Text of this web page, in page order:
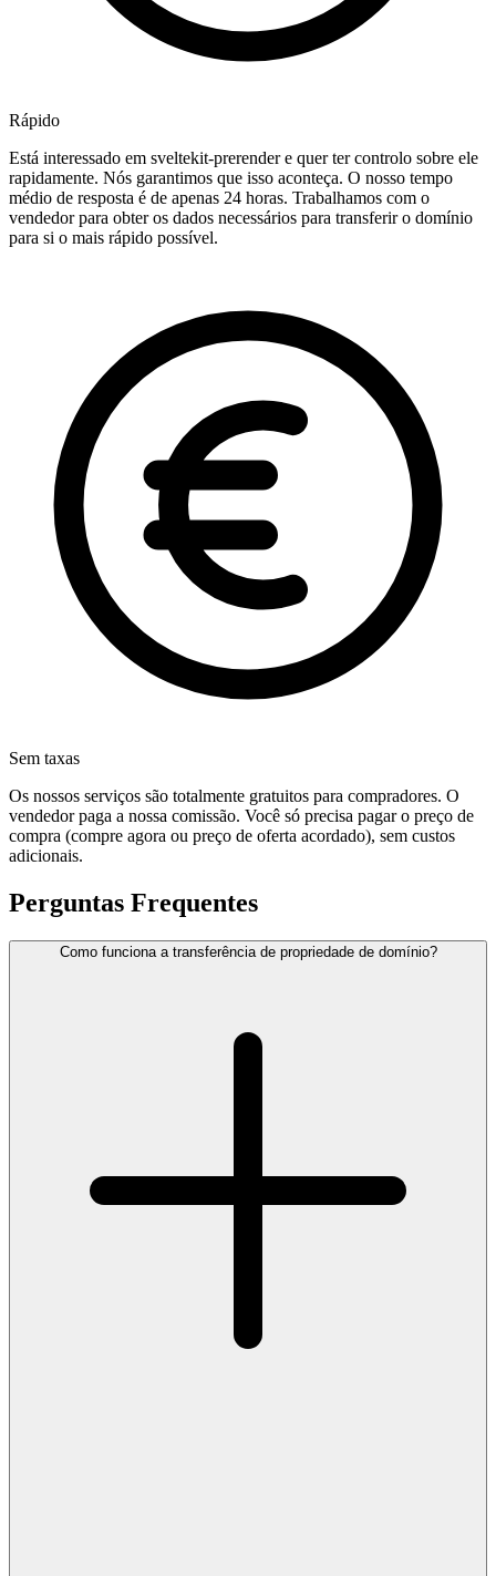
Rápido
Está interessado em sveltekit-prerender e quer ter controlo sobre ele
rapidamente. Nós garantimos que isso aconteça. O nosso tempo
médio de resposta é de apenas 24 horas. Trabalhamos com o
vendedor para obter os dados necessários para transferir o domínio
para si o mais rápido possível.
Sem taxas
Os nossos serviços são totalmente gratuitos para compradores. O
vendedor paga a nossa comissão. Você só precisa pagar o preço de
compra (compre agora ou preço de oferta acordado), sem custos
adicionais.
Perguntas Frequentes
Como funciona a transferência de propriedade de domínio?